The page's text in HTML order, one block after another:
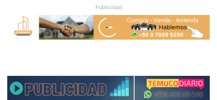
Publicidad